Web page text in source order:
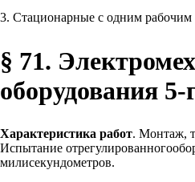
3. Стационарные с одним рабочим
§ 71.
оборудования 5-
Характеристика работ. Монтаж,
Испытание
милисекундометров.